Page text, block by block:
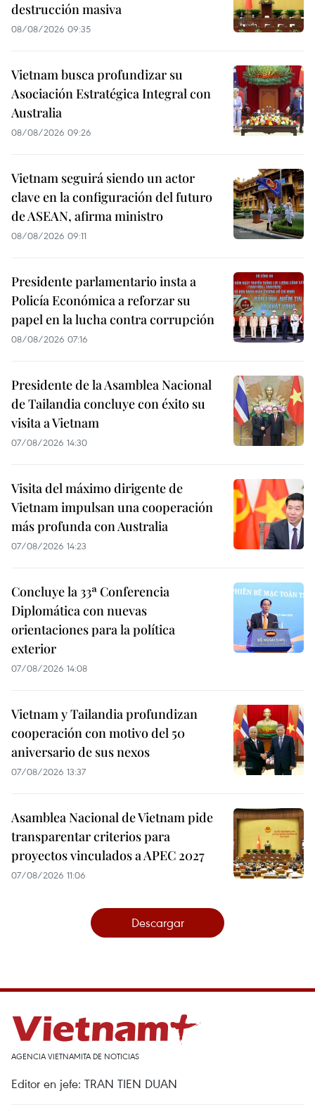
destrucción masiva
08/08/2026 09:35
Vietnam busca profundizar su
Asociación Estratégica Integral con
Australia
08/08/2026 09:26
Vietnam seguirá siendo un actor
clave en la configuración del futuro
de ASEAN, afirma ministro
08/08/2026 09:11
Presidente parlamentario insta a
Policía Económica a reforzar su
papel en la lucha contra corrupción
08/08/2026 07:16
Presidente de la Asamblea Nacional
de Tailandia concluye con éxito su
visita a Vietnam
07/08/2026 14:30
Visita del máximo dirigente de
Vietnam impulsan una cooperación
más profunda con Australia
07/08/2026 14:23
Concluye la 33ª Conferencia
Diplomática con nuevas
orientaciones para la política
exterior
07/08/2026 14:08
Vietnam y Tailandia profundizan
cooperación con motivo del 50
aniversario de sus nexos
07/08/2026 13:37
Asamblea Nacional de Vietnam pide
transparentar criterios para
proyectos vinculados a APEC 2027
07/08/2026 11:06
Descargar
AGENCIA VIETNAMITA DE NOTICIAS
Editor en jefe: TRAN TIEN DUAN